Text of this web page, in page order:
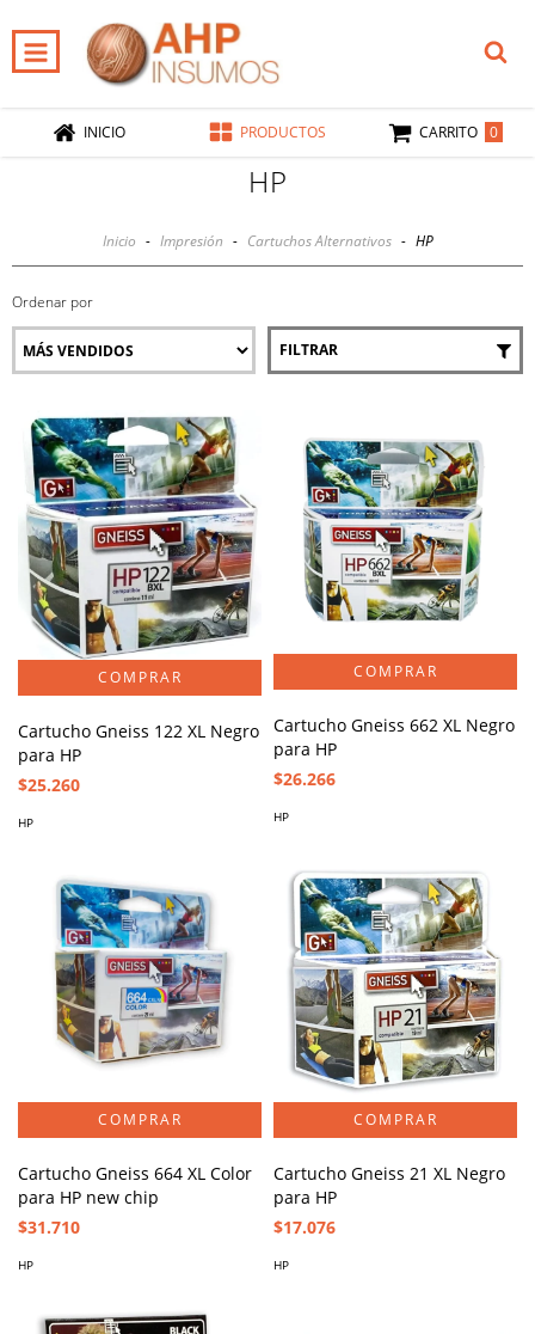
INICIO PRODUCTOS CARRITO 0
HP
Inicio - Impresión - Cartuchos Alternativos - HP
Ordenar por
FILTRAR
Cartucho Gneiss 122 XL Negro
para HP
$25.260
HP
Cartucho Gneiss 662 XL Negro
para HP
$26.266
HP
Cartucho Gneiss 664 XL Color
para HP new chip
$31.710
HP
Cartucho Gneiss 21 XL Negro
para HP
$17.076
HP